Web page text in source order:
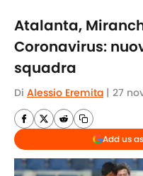
Atalanta,
Coronavirus:
squadra
Di Alessio Eremita | 27
Add us